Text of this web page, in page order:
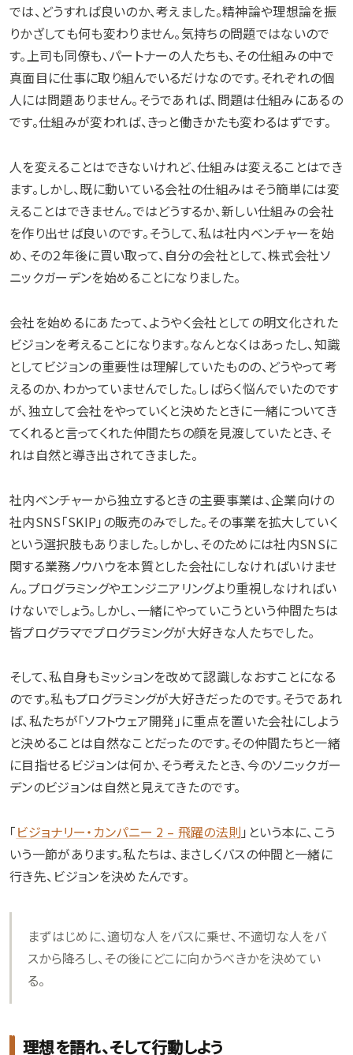
では、どうすれば良いのか、考えました。精神論や理想論を振
りかざしても何も変わりません。気持ちの問題ではないので
す。上司も同僚も、パートナーの人たちも、その仕組みの中で
真面目に仕事に取り組んでいるだけなのです。それぞれの個
人には問題ありません。そうであれば、問題は仕組みにあるの
です。仕組みが変われば、きっと働きかたも変わるはずです。
人を変えることはできないけれど、仕組みは変えることはでき
ます。しかし、既に動いている会社の仕組みはそう簡単には変
えることはできません。ではどうするか、新しい仕組みの会社
を作り出せば良いのです。そうして、私は社内ベンチャーを始
め、その２年後に買い取って、自分の会社として、株式会社ソ
ニックガーデンを始めることになりました。
会社を始めるにあたって、ようやく会社としての明文化された
ビジョンを考えることになります。なんとなくはあったし、知識
としてビジョンの重要性は理解していたものの、どうやって考
えるのか、わかっていませんでした。しばらく悩んでいたのです
が、独立して会社をやっていくと決めたときに一緒についてき
てくれると言ってくれた仲間たちの顔を見渡していたとき、そ
れは自然と導き出されてきました。
社内ベンチャーから独立するときの主要事業は、企業向けの
社内SNS「SKIP」の販売のみでした。その事業を拡大していく
という選択肢もありました。しかし、そのためには社内SNSに
関する業務ノウハウを本質とした会社にしなければいけませ
ん。プログラミングやエンジニアリングより重視しなければい
けないでしょう。しかし、一緒にやっていこうという仲間たちは
皆プログラマでプログラミングが大好きな人たちでした。
そして、私自身もミッションを改めて認識しなおすことになる
のです。私もプログラミングが大好きだったのです。そうであれ
ば、私たちが「ソフトウェア開発」に重点を置いた会社にしよう
と決めることは自然なことだったのです。その仲間たちと一緒
に目指せるビジョンは何か、そう考えたとき、今のソニックガー
デンのビジョンは自然と見えてきたのです。
「ビジョナリー・カンパニー 2 – 飛躍の法則 」という本に、こう
いう一節があります。私たちは、まさしくバスの仲間と一緒に
行き先、ビジョンを決めたんです。
まずはじめに、適切な人をバスに乗せ、不適切な人をバ
スから降ろし、その後にどこに向かうべきかを決めてい
る。
理想を語れ、そして行動しよう